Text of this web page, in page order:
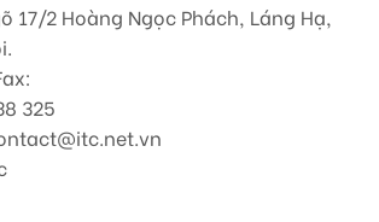
17/2 Hoàng Ngọc Phách, Láng Hạ,
325